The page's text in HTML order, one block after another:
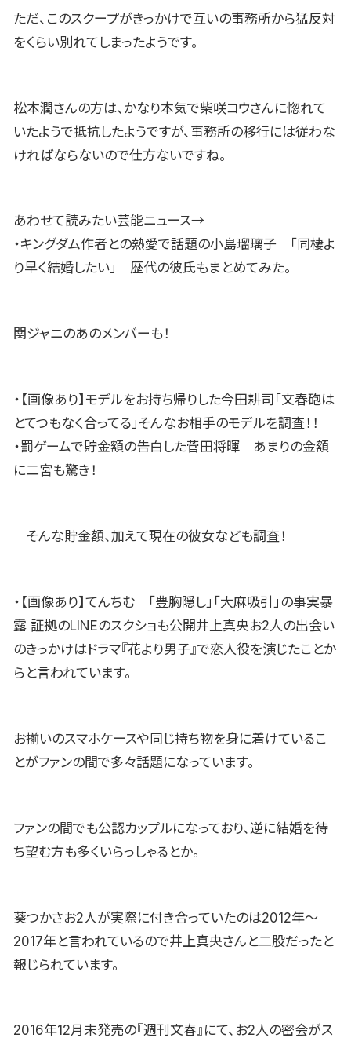
ただ、このスクープがきっかけで互いの事務所から猛反対
をくらい別れてしまったようです。
松本潤さんの方は、かなり本気で柴咲コウさんに惚れて
いたようで抵抗したようですが、事務所の移行には従わな
ければならないので仕方ないですね。
あわせて読みたい芸能ニュース→
・キングダム作者との熱愛で話題の小島瑠璃子 「同棲よ
り早く結婚したい」 歴代の彼氏もまとめてみた。
関ジャニのあのメンバーも！
・【画像あり】モデルをお持ち帰りした今田耕司「文春砲は
とてつもなく合ってる」そんなお相手のモデルを調査！！
・罰ゲームで貯金額の告白した菅田将暉 あまりの金額
に二宮も驚き！
そんな貯金額、加えて現在の彼女なども調査！
・【画像あり】てんちむ 「豊胸隠し」「大麻吸引」の事実暴
露 証拠のLINEのスクショも公開井上真央お2人の出会い
のきっかけはドラマ『花より男子』で恋人役を演じたことか
らと言われています。
お揃いのスマホケースや同じ持ち物を身に着けているこ
とがファンの間で多々話題になっています。
ファンの間でも公認カップルになっており、逆に結婚を待
ち望む方も多くいらっしゃるとか。
葵つかさお2人が実際に付き合っていたのは2012年〜
2017年と言われているので井上真央さんと二股だったと
報じられています。
2016年12月末発売の『週刊文春』にて、お2人の密会がス